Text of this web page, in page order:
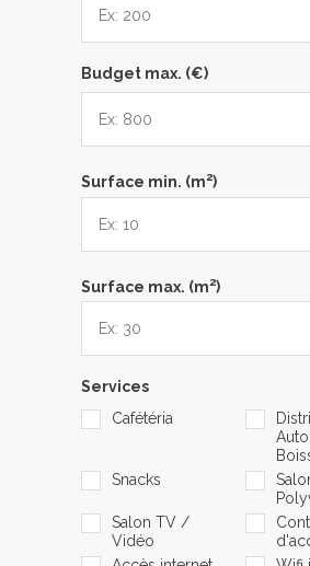
Budget max. (€)
Surface min. (m2)
Surface max. (m2)
Services
Cafétéria
Snacks
Salon TV /
Vidéo